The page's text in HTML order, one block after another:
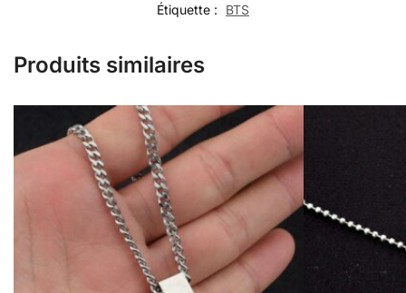
Étiquette :
BTS
Produits similaires